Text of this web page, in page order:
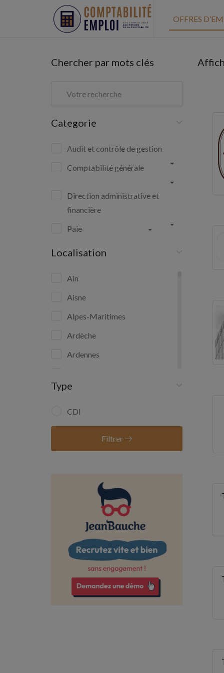
OFFRES
Chercher par mots clés
Categorie
Audit et contrôle de gestion
Comptabilité générale
Direction administrative et
financière
Paie
Localisation
Ain
Aisne
Alpes-Maritimes
Ardèche
Ardennes
Aube
Aude
Bas-Rhin
Calvados
Charente
Charente-Maritime
Corrèze
Type
CDI
Filtrer